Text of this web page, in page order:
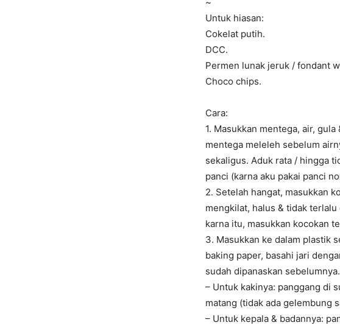
Untuk hiasan:
Cokelat putih.
DCC.
Permen lunak jeruk / fondant
Choco chips.
Cara:
1. Masukkan mentega, air,
mentega meleleh sebelum
sekaligus. Aduk rata / hingga
panci (karna aku pakai panci
2. Setelah hangat, masukkan
mengkilat, halus & tidak
karna itu, masukkan kocokan
3. Masukkan ke dalam plastik
baking paper, basahi jari
sudah dipanaskan sebelumnya.
– Untuk kakinya: panggang di
matang (tidak ada gelembung
– Untuk kepala & badannya: